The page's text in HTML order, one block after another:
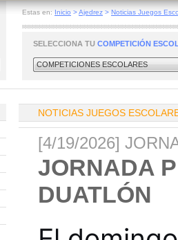
Estas en: Inicio >Ajedrez > Noticias Juegos
SELECCIONA TU COMPETICIÓN
COMPETICIONES ESCOLARES
NOTICIAS JUEGOS
[4/19/2026]
JORNADA
DUATLÓN